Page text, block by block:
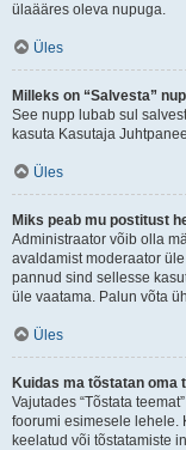
ülaääres oleva nupuga.
Üles
Milleks on “Salvesta”
See nupp lubab sul
kasuta Kasutaja
Üles
Miks peab mu postitust
Administraator võib olla
avaldamist moderaator
pannud sind sellesse
üle vaatama. Palun võta
Üles
Kuidas ma tõstatan oma
Vajutades “Tõstata
foorumi esimesele lehele.
keelatud või tõstatamiste